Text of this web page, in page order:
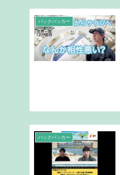
バックパッカー
バックパッカー